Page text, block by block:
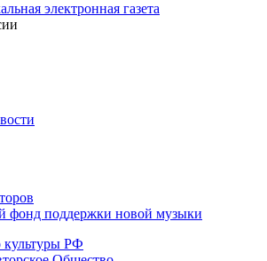
электронная газета
фонд поддержки новой музыки
культуры РФ